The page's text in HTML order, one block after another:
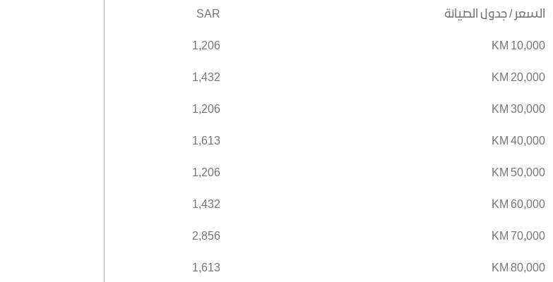
اكتشف العروض الحالية
YUKON ELEVATION السعر / جدول الصيانة
SAR
10,000 KM
1,206
20,000 KM
1,432
30,000 KM
1,206
40,000 KM
1,613
50,000 KM
1,206
60,000 KM
1,432
70,000 KM
2,856
80,000 KM
1,613